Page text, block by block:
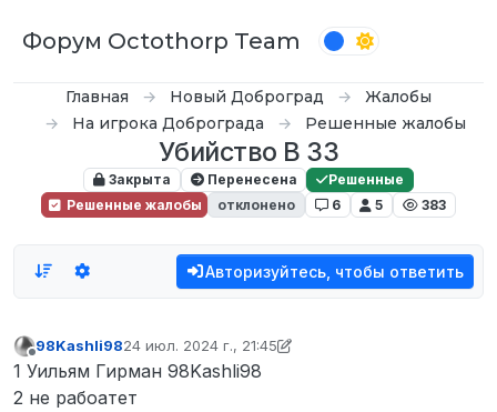
Форум Octothorp Team
Главная Новый Доброград
Жалобы
На игрока Доброграда
Решенные жалобы
Убийство В ЗЗ
Закрыта Перенесена
Решенные
Решенные жалобы
отклонено 6 5 383
Авторизуйтесь, чтобы ответить
Не в сети
98Kashli9824 июл. 2024 г., 21:45
отредактировано D0n Bar0n
1 Уильям Гирман 98Kashli98
2 не рабоатет